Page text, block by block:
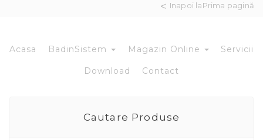
Inapoi laPrima pagină
Acasa BadinSistem Magazin Online Servicii
Download Contact
Cautare Produse